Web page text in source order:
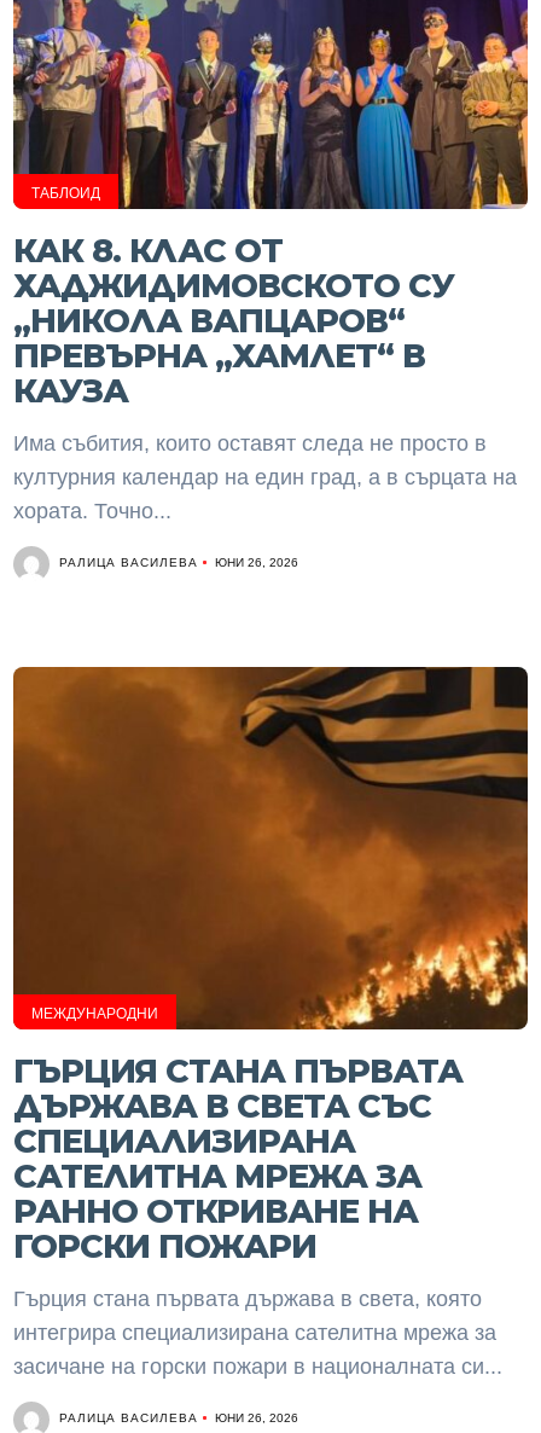
ТАБЛОИД
КАК 8. КЛАС ОТ
ХАДЖИДИМОВСКОТО СУ
„НИКОЛА ВАПЦАРОВ“
ПРЕВЪРНА „ХАМЛЕТ“ В
КАУЗА
Има събития, които оставят следа не просто в
културния календар на един град, а в сърцата на
хората. Точно...
РАЛИЦА ВАСИЛЕВА ЮНИ 26, 2026
МЕЖДУНАРОДНИ
ГЪРЦИЯ СТАНА ПЪРВАТА
ДЪРЖАВА В СВЕТА СЪС
СПЕЦИАЛИЗИРАНА
САТЕЛИТНА МРЕЖА ЗА
РАННО ОТКРИВАНЕ НА
ГОРСКИ ПОЖАРИ
Гърция стана първата държава в света, която
интегрира специализирана сателитна мрежа за
засичане на горски пожари в националната си...
РАЛИЦА ВАСИЛЕВА ЮНИ 26, 2026